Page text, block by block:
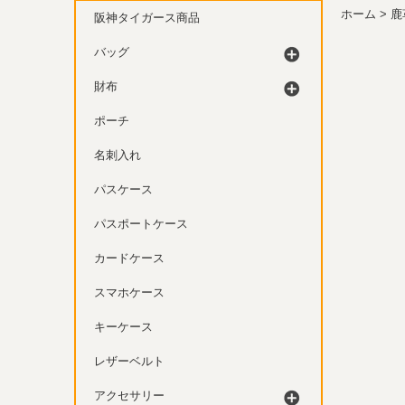
ホーム > 鹿
阪神タイガース商品
バッグ
財布
ポーチ
名刺入れ
パスケース
パスポートケース
カードケース
スマホケース
キーケース
レザーベルト
アクセサリー